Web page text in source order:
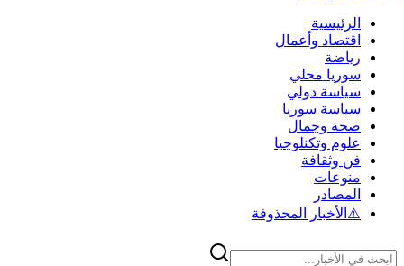
الرئيسية
اقتصاد وأعمال
رياضة
سوريا محلي
سياسة دولي
سياسة سوريا
صحة وجمال
علوم وتكنلوجيا
فن وثقافة
منوعات
المصادر
⚠️ الأخبار المحذوفة